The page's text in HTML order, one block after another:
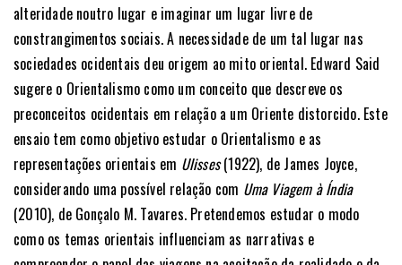
alteridade noutro lugar e imaginar um lugar livre de
constrangimentos sociais. A necessidade de um tal lugar nas
sociedades ocidentais deu origem ao mito oriental. Edward Said
sugere o Orientalismo como um conceito que descreve os
preconceitos ocidentais em relação a um Oriente distorcido. Este
ensaio tem como objetivo estudar o Orientalismo e as
representações orientais em Ulisses(1922), de James Joyce,
considerando uma possível relação com Uma Viagem à Índia
(2010), de Gonçalo M. Tavares. Pretendemos estudar o modo
como os temas orientais influenciam as narrativas e